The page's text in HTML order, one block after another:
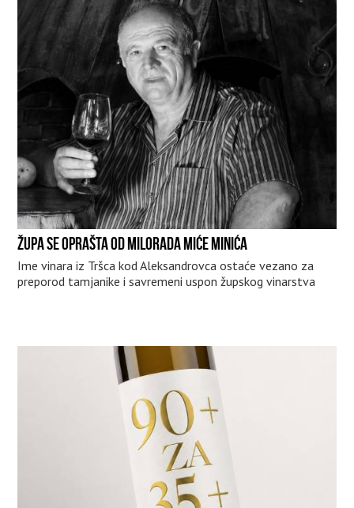
ŽUPA SE OPRAŠTA OD MILORADA MIĆE MINIĆA
Ime vinara iz Tršca kod Aleksandrovca ostaće vezano za
preporod tamjanike i savremeni uspon župskog vinarstva